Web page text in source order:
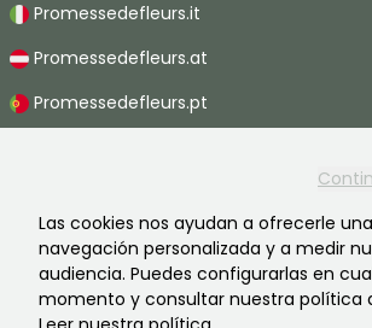
Las cookies nos ayudan a ofrecerle
navegación personalizada y a medir
audiencia. Puedes configurarlas en
momento y consultar nuestra política
Promessedefleurs.it
Promessedefleurs.at
Promessedefleurs.pt
Promessedefleurs.ch